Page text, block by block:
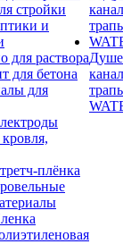
стройки
и
для раствора
для бетона
для
плёнка